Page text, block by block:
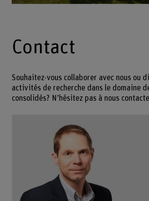
Contact
Souhaitez-vous collaborer avec nous ou
activités de recherche dans le domaine
consolidés? N’hésitez pas à nous